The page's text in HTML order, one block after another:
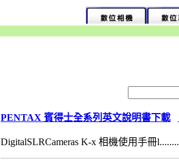
PENTAX 賓得士全系列英文說明書下載
DigitalSLRCameras K-x 相機使用手冊l........